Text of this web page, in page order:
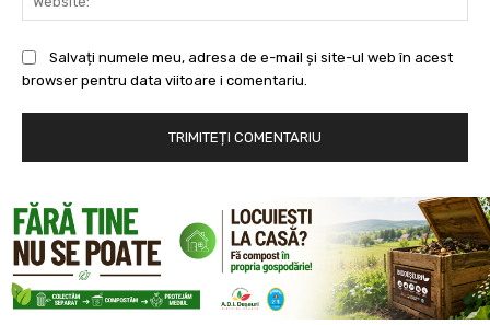
Salvați numele meu, adresa de e-mail și site-ul web în acest
browser pentru data viitoare i comentariu.